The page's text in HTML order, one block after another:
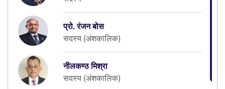
प्रो. रंजन बोस
सदस्य (अंशकालिक)
नीलकण्ठ मिश्रा
सदस्य (अंशकालिक)